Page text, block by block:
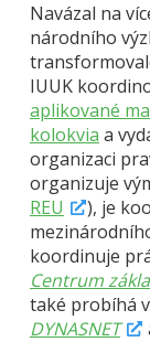
Navázal na
národního
IUUK
aplikované
kolokvia a
organizaci
organizuje
REU
), je
koordinuje
Centrum
také probíhá
DYNASNET